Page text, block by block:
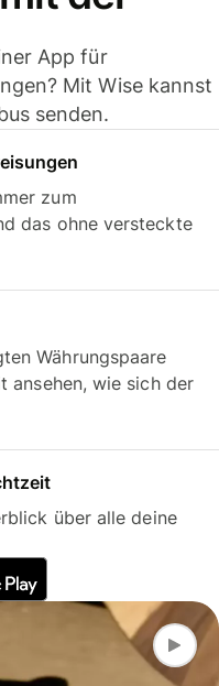
App für
Mit Wise kannst
senden.
zum
das ohne versteckte
Währungspaare
ansehen, wie sich der
über alle deine